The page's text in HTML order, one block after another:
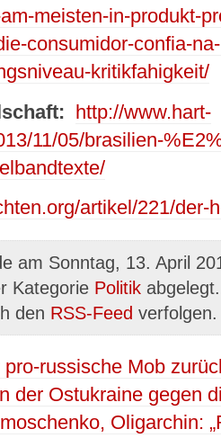
meisten-in-produkt-
consumidor-confia-
kritikfahigkeit/
http://www.hart-
11/05/brasilien-
artikel/221/der-
am Sonntag, 13. April
Kategorie Politik
den RSS-Feed verfolgen.
pro-russische Mob
der Ostukraine gegen
Oligarchin: